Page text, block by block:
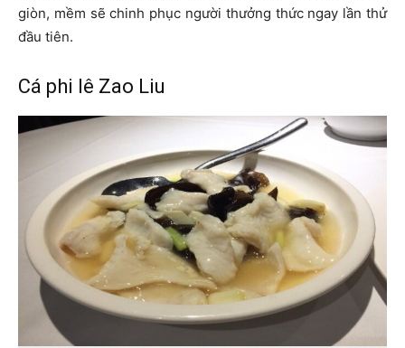
giòn, mềm sẽ chinh phục người thưởng thức ngay lần thử
đầu tiên.
Cá phi lê Zao Liu